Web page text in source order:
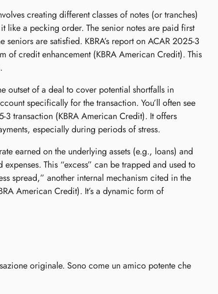
creating different classes of notes (or tranches)
like a pecking order. The senior notes are paid first
are satisfied. KBRA’s report on ACAR 2025-3
of credit enhancement (KBRA American Credit). This
outset of a deal to cover potential shortfalls in
specifically for the transaction. You’ll often see
3 transaction (KBRA American Credit). It offers
especially during periods of stress.
earned on the underlying assets (e.g., loans) and
This “excess” can be trapped and used to
spread,” another internal mechanism cited in the
American Credit). It’s a dynamic form of
originale. Sono come un amico potente che